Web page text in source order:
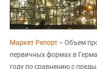
Маркет Репорт-- Объем
первичных формах в
году по сравнению с